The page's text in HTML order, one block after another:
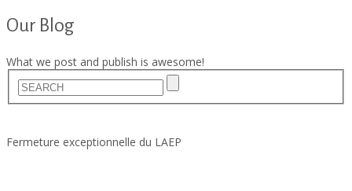
Our Blog
What we post and publish is awesome!
Fermeture exceptionnelle du LAEP